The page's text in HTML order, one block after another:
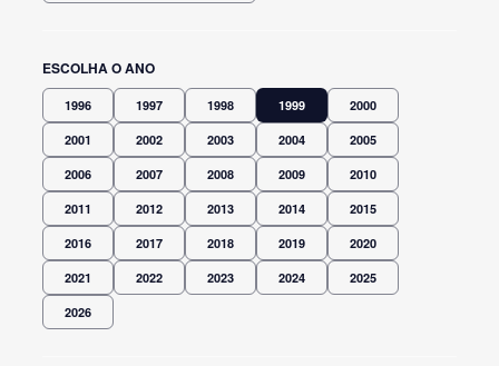
ESCOLHA O ANO
1996 1997 1998 1999 2000
2001 2002 2003 2004 2005
2006 2007 2008 2009 2010
2011 2012 2013 2014 2015
2016 2017 2018 2019 2020
2021 2022 2023 2024 2025
2026